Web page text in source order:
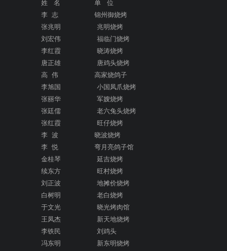
姓 名 单 位
李 志 锦州御烧烤
张兆明 兆明烧烤
刘宏伟 福临门烧烤
李红霞 晓涛烧烤
唐正雄 唐鸡头烧烤
高 伟 高家烧鸽子
李旭国 小国凤爪烧烤
张丽华 军嫂烧烤
张廷儒 老六兔头烧烤
张红霞 旺仔烧烤
李 波 晓波烧烤
李 悦 弯月亮鸽子馆
金桂琴 延吉烧烤
续东方 旺村烧烤
刘正波 地摊价烧烤
白树明 老白烧烤
于文光 晓光烤肉馆
王凤杰 新天地烧烤
李铁民 刘鸡头
冯东明 新东明烧烤